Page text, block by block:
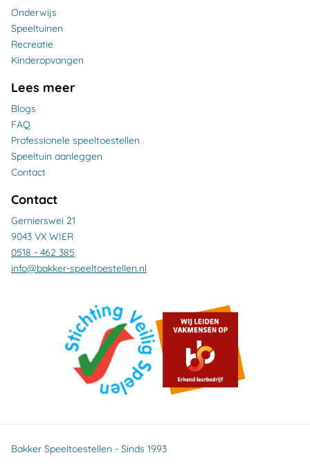
Onderwijs
Speeltuinen
Recreatie
Kinderopvangen
Lees meer
Blogs
FAQ
Professionele speeltoestellen
Speeltuin aanleggen
Contact
Contact
Gernierswei 21
9043 VX WIER
0518 - 462 385
info@bakker-speeltoestellen.nl
Bakker Speeltoestellen - Sinds 1993